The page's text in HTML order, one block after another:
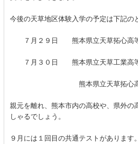
今後の天草地区体験入学の予定は下記の
７月２９日 熊本県立天草拓心高等
７月３０日 熊本県立天草工業高
熊本県立天草拓心高等学
親元を離れ、熊本市内の高校や、県外の
しゃるでしょう。
９月には１回目の共通テストがありま